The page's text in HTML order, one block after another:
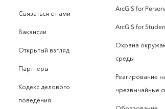
Связаться с нами
Вакансии
Открытый взгляд
Партнеры
Кодекс делового
поведения
ArcGIS for
ArcGIS for
Охрана
среды
Реагирование
чрезвычайные